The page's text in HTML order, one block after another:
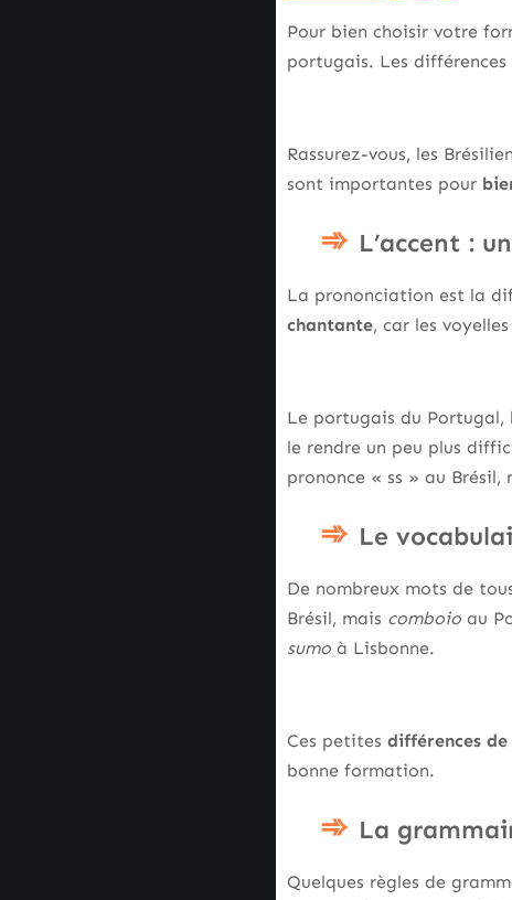
Pour bien choisir votre
portugais. Les
Rassurez-vous, les
sont importantes pour
L’accent :
La prononciation est la
chantante, car les
Le portugais du Portugal,
le rendre un peu plus
prononce « ss » au
Le
De nombreux mots de
Brésil, mais comboio au
sumo à Lisbonne.
Ces petites différences
bonne formation.
La
Quelques règles de